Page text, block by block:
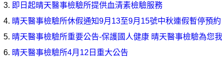
即日起晴天醫事檢驗所提供血清素檢驗服務
晴天醫事檢驗所休假通知9月13至9月15號中秋連假暫停預約
晴天醫事檢驗所重要公告-保護國人健康 晴天醫事檢驗為您
晴天醫事檢驗所4月12日重大公告